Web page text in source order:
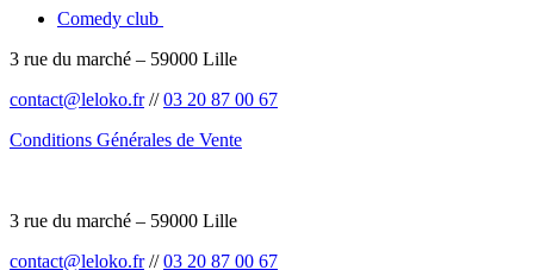
Comedy club
3 rue du marché – 59000 Lille
contact@leloko.fr//03 20 87 00 67
Conditions Générales de Vente
3 rue du marché – 59000 Lille
contact@leloko.fr//03 20 87 00 67